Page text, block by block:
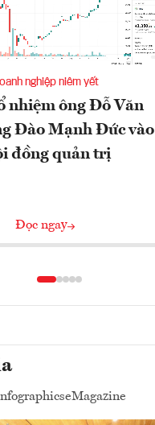
nghiệp niêm yết
nhiệm ông Đỗ Văn
Đào Mạnh Đức vào
đồng quản trị
Đọc ngay
eMagazine